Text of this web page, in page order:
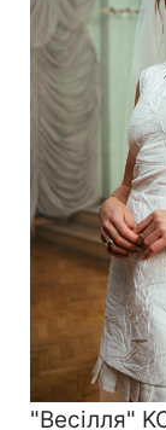
"Весілля"